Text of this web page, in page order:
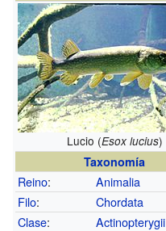
Lucio (Esox lucius)
Taxonomía
Reino:
Animalia
Filo:
Chordata
Clase:
Actinopterygii